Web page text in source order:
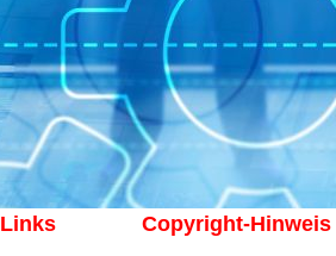
Links Copyright-Hinweis